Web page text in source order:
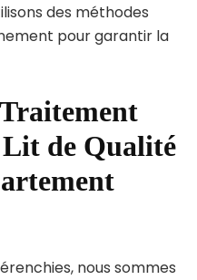
des méthodes
pour garantir la
Lit de Qualité
nous sommes